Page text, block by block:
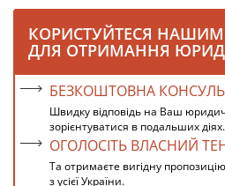
КОРИСТУЙТЕСЯ
ДЛЯ ОТРИМАННЯ
БЕЗКОШТОВНА
Швидку відповідь на Ваш
зорієнтуватися в подальших діях.
ОГОЛОСІТЬ ВЛАСНИЙ
Та отримаєте вигідну
з усієї України.